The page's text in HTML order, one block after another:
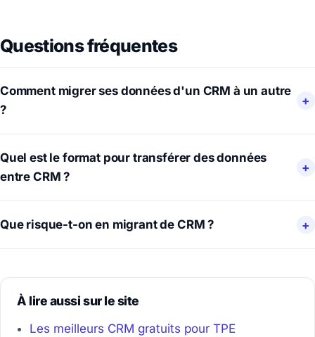
Questions fréquentes
Comment migrer ses données d'un CRM à un autre
?
Quel est le format pour transférer des données
entre CRM ?
Que risque-t-on en migrant de CRM ?
À lire aussi sur le site
Les meilleurs CRM gratuits pour TPE